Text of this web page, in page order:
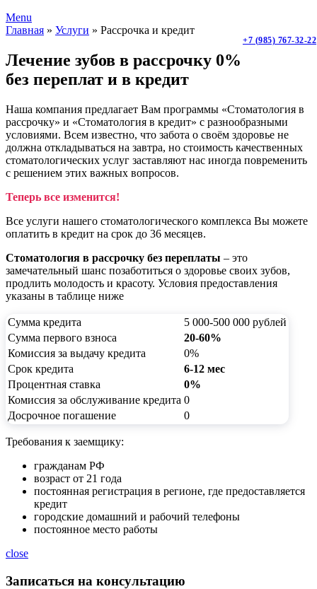
Menu
+7 (985) 767-32-22
Главная » Услуги » Рассрочка и кредит
Лечение зубов в рассрочку 0%
без переплат и в кредит
Наша компания предлагает Вам программы «Стоматология в
рассрочку» и «Стоматология в кредит» с разнообразными
условиями. Всем известно, что забота о своём здоровье не
должна откладываться на завтра, но стоимость качественных
стоматологических услуг заставляют нас иногда повременить
с решением этих важных вопросов.
Теперь все изменится!
Все услуги нашего стоматологического комплекса Вы можете
оплатить в кредит на срок до 36 месяцев.
Стоматология в рассрочку без переплаты – это
замечательный шанс позаботиться о здоровье своих зубов,
продлить молодость и красоту. Условия предоставления
указаны в таблице ниже
Сумма кредита
5 000-500 000 рублей
Сумма первого взноса
20-60%
Комиссия за выдачу кредита
0%
Срок кредита
6-12 мес
Процентная ставка
0%
Комиссия за обслуживание кредита 0
Досрочное погашение
0
Требования к заемщику:
гражданам РФ
возраст от 21 года
постоянная регистрация в регионе, где предоставляется
кредит
городские домашний и рабочий телефоны
постоянное место работы
close
Записаться на консультацию